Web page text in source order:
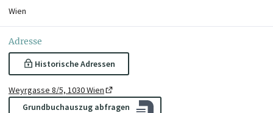
Wien
Adresse
Historische Adressen
Weyrgasse 8/5, 1030 Wien
Grundbuchauszug abfragen